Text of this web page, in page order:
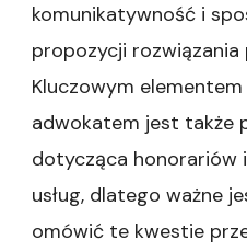
komunikatywność i
propozycji
Kluczowym
adwokatem jest także
dotycząca honorariów
usług, dlatego ważne
omówić te kwestie